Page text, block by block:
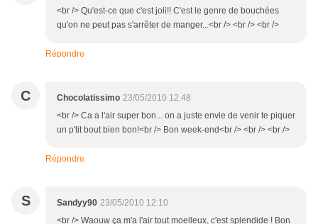
<br /> Qu'est-ce que c'est joli!! C'est le genre de bouchées
qu'on ne peut pas s'arrêter de manger...<br /> <br /> <br />
Répondre
C Chocolatissimo 23/05/2010 12:48
<br /> Ca a l'air super bon... on a juste envie de venir te piquer
un p'tit bout bien bon!<br /> Bon week-end<br /> <br /> <br />
Répondre
S Sandyy90 23/05/2010 12:10
<br /> Waouw ça m'a l'air tout moelleux, c'est splendide ! Bon